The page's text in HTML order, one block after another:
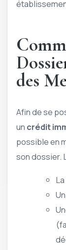
des
Afin de se
un crédit
possible en
son dossier.
La
Un